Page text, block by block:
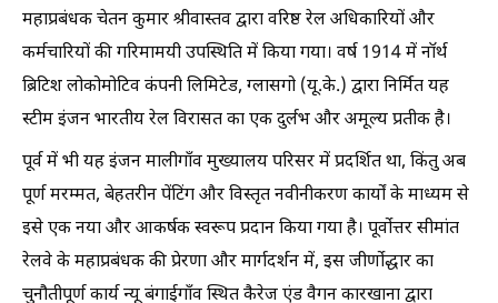
महाप्रबंधक चेतन कुमार श्रीवास्तव द्वारा वरिष्ठ रेल अधिकारियों और
कर्मचारियों की गरिमामयी उपस्थिति में किया गया। वर्ष 1914 में नॉर्थ
ब्रिटिश लोकोमोटिव कंपनी लिमिटेड, ग्लासगो (यू.के.) द्वारा निर्मित यह
स्टीम इंजन भारतीय रेल विरासत का एक दुर्लभ और अमूल्य प्रतीक है।
पूर्व में भी यह इंजन मालीगाँव मुख्यालय परिसर में प्रदर्शित था, किंतु अब
पूर्ण मरम्मत, बेहतरीन पेंटिंग और विस्तृत नवीनीकरण कार्यों के माध्यम से
इसे एक नया और आकर्षक स्वरूप प्रदान किया गया है। पूर्वोत्तर सीमांत
रेलवे के महाप्रबंधक की प्रेरणा और मार्गदर्शन में, इस जीर्णोद्धार का
चुनौतीपूर्ण कार्य न्यू बंगाईगाँव स्थित कैरेज एंड वैगन कारखाना द्वारा